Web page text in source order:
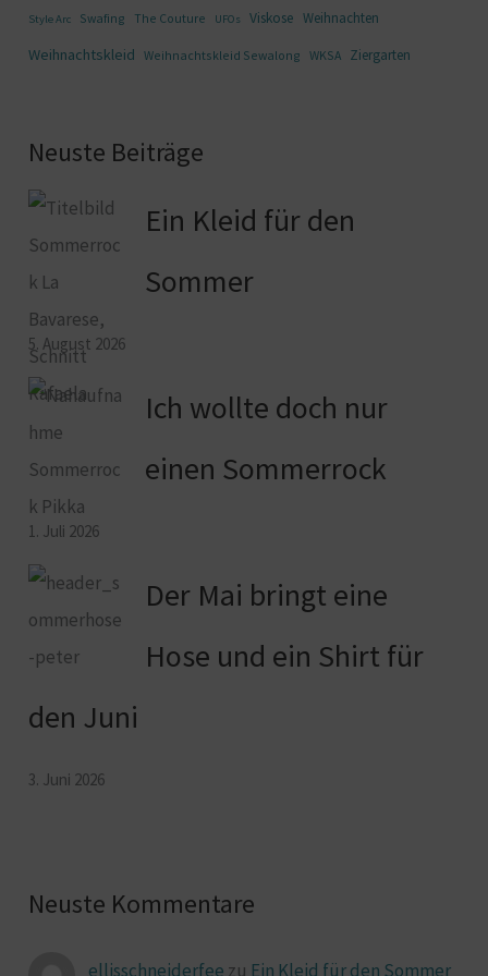
Style Arc Swafing The Couture UFOs Viskose Weihnachten
Weihnachtskleid Weihnachtskleid Sewalong WKSA Ziergarten
Neuste Beiträge
Ein Kleid für den
Sommer
5. August 2026
Ich wollte doch nur
einen Sommerrock
1. Juli 2026
Der Mai bringt eine
Hose und ein Shirt für
den Juni
3. Juni 2026
Neuste Kommentare
ellisschneiderfee zu Ein Kleid für den Sommer